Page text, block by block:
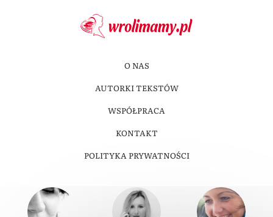
O NAS
AUTORKI TEKSTÓW
WSPÓŁPRACA
KONTAKT
POLITYKA PRYWATNOŚCI